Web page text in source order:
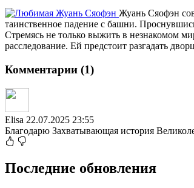
Жуань Сяофэн
таинственное падение с башни.
Стремясь не только выжить в незнакомом
расследование. Ей предстоит разгадать
Комментарии (1)
Elisa 22.07.2025 23:55
Благодарю Захватывающая история
Последние обновления